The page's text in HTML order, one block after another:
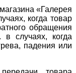
«Галерея
когда товар
обращения
в случаях, когда
падения или